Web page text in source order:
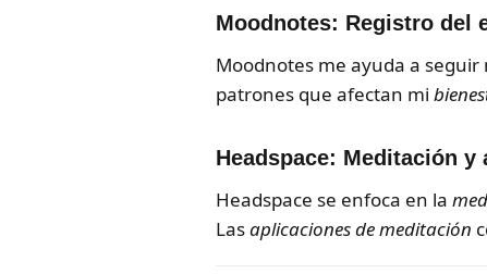
Moodnotes: Registro del
Moodnotes me ayuda a
patrones que afectan mi
Headspace: Meditación y
Headspace se enfoca en la
Lasaplicaciones de meditación